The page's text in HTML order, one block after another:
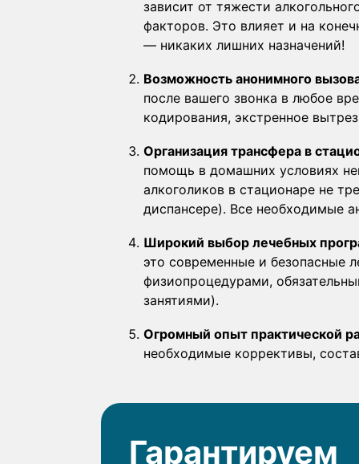
зависит от тяжести
факторов. Это влияет и на
— никаких лишних назначений!
Возможность анонимного
после вашего звонка в любое
кодирования, экстренное
Организация трансфера в
помощь в домашних условиях
алкоголиков в стационаре не
диспансере). Все необходимые
Широкий выбор лечебных
это современные и безопасные
физиопроцедурами,
занятиями).
Огромный опыт практической
необходимые коррективы,
Гарантируем